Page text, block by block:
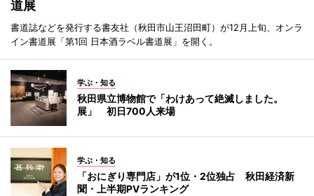
道展
書道誌などを発行する書友社（秋田市山王沼田町）が12月上旬、オンラ
イン書道展「第1回 日本酒ラベル書道展」を開く。
学ぶ・知る
秋田県立博物館で「わけあって絶滅しました。
展」 初日700人来場
学ぶ・知る
「おにぎり専門店」が1位・2位独占 秋田経済新
聞・上半期PVランキング